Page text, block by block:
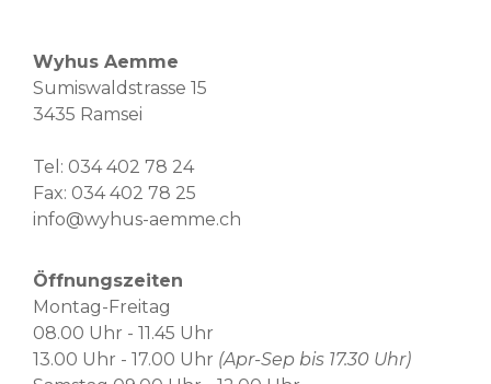
Wyhus Aemme
Sumiswaldstrasse 15
3435 Ramsei
Tel: 034 402 78 24
Fax: 034 402 78 25
info@wyhus-aemme.ch
Öffnungszeiten
Montag-Freitag
08.00 Uhr - 11.45 Uhr
13.00 Uhr - 17.00 Uhr (Apr-Sep bis 17.30 Uhr)